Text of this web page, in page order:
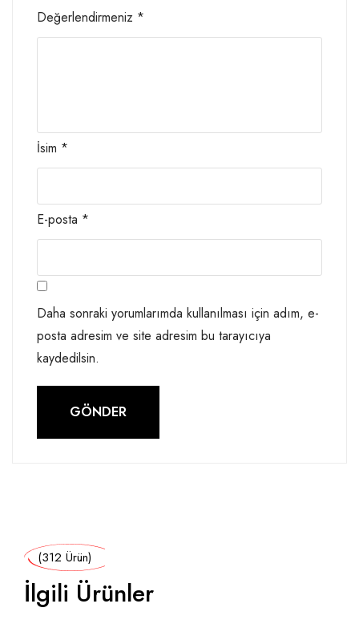
Değerlendirmeniz *
İsim *
E-posta *
Daha sonraki yorumlarımda kullanılması için adım, e-
posta adresim ve site adresim bu tarayıcıya
kaydedilsin.
(312 Ürün)
İlgili Ürünler